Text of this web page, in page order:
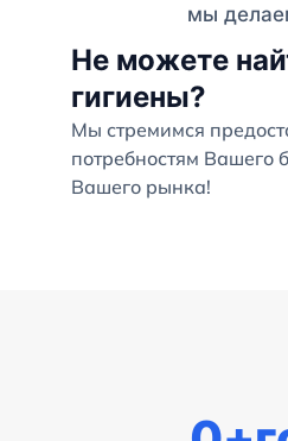
мы
Не можете
гигиены?
Мы стремимся
потребностям Вашего
Вашего рынка!